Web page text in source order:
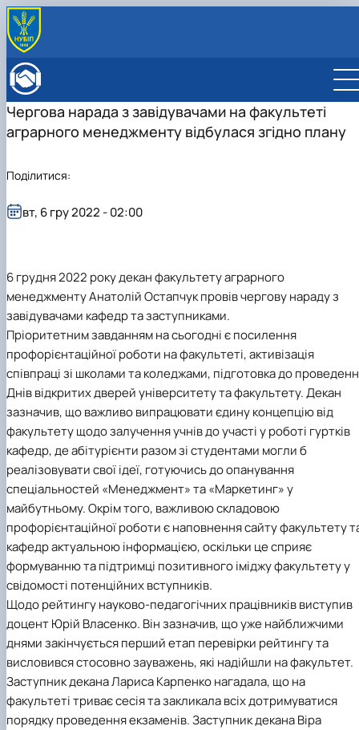
Адміністрація факультету
ОСВІТНЯ ДІЯЛЬНІСТЬ
Бакалаврат
Практичне навчання
ВСТУПНИКУ
Англомовна магістратура/ English speaking MSc
РАДА РОБОТОДАВЦІВ
Чергова нарада з завідувачами на факультеті
аграрного менеджменту відбулася згідно плану
6 грудня 2022 року декан факультету аграрного
менеджменту Анатолій Остапчук провів чергову нараду з
завідувачами кафедр та заступниками.
Пріоритетним завданням на сьогодні є посилення
профорієнтаційної роботи на факультеті, активізація
співпраці зі школами та коледжами, підготовка до
Днів відкритих дверей університету та факультету. Декан
зазначив, що важливо випрацювати єдину концепцію від
факультету щодо залучення учнів до участі у роботі гуртків
кафедр, де абітурієнти разом зі студентами могли б
реалізовувати свої ідеї, готуючись до опанування
спеціальностей «Менеджмент» та «Маркетинг» у
майбутньому. Окрім того, важливою складовою
профорієнтаційної роботи є наповнення сайту факультету
кафедр актуальною інформацією, оскільки це сприяє
формуванню та підтримці позитивного іміджу факультету у
свідомості потенційних вступників.
Щодо рейтингу науково-педагогічних працівників виступив
доцент Юрій Власенко. Він зазначив, що уже найближчими
днями закінчується перший етап перевірки рейтингу та
висловився стосовно зауважень, які надійшли на факультет.
Заступник декана Лариса Карпенко нагадала, що на
факультеті триває сесія та закликала всіх дотримуватися
порядку проведення екзаменів. Заступник декана Віра
вт, 6 гру 2022 - 02:00
Поділитися: